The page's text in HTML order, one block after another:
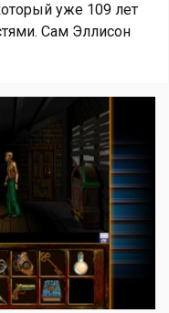
уже 109 лет
Сам Эллисон